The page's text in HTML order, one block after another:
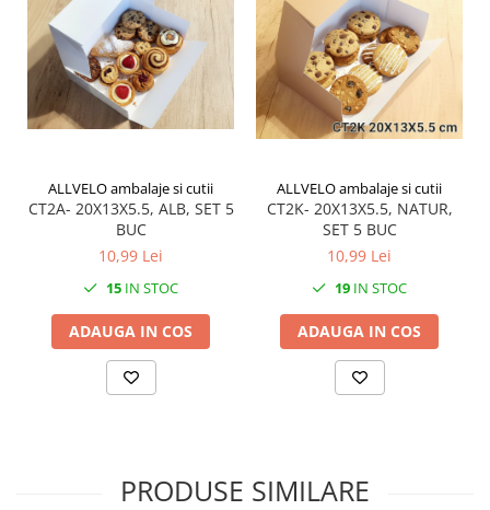
ALLVELO ambalaje si cutii
CT2A- 20X13X5.5, ALB, SET 5
BUC
10,99 Lei
15 IN STOC
ADAUGA IN COS
ALLVELO ambalaje si cutii
CT2K- 20X13X5.5, NATUR,
SET 5 BUC
10,99 Lei
19 IN STOC
ADAUGA IN COS
PRODUSE SIMILARE